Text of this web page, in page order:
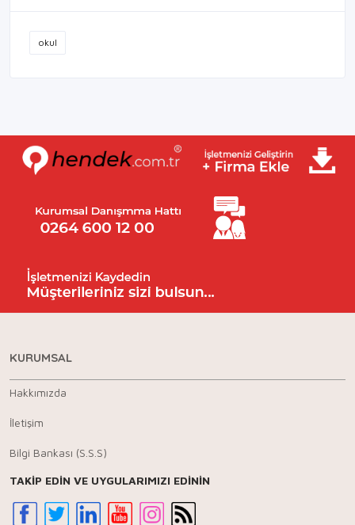
okul
KURUMSAL
Hakkımızda
İletişim
Bilgi Bankası (S.S.S)
TAKİP EDİN VE UYGULARIMIZI EDİNİN